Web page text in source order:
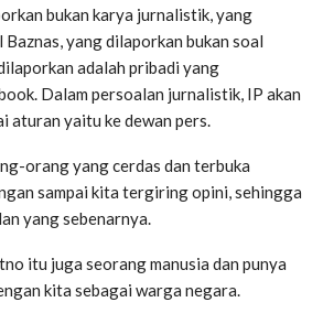
bukan karya jurnalistik, yang
yang dilaporkan bukan soal
adalah pribadi yang
Dalam persoalan jurnalistik, IP akan
aturan yaitu ke dewan pers.
orang yang cerdas dan terbuka
sampai kita tergiring opini, sehingga
yang sebenarnya.
itu juga seorang manusia dan punya
kita sebagai warga negara.